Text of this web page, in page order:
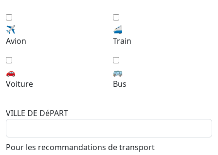
✈️
Avion
🚄
Train
🚗
Voiture
🚌
Bus
VILLE DE DéPART
Pour les recommandations de transport